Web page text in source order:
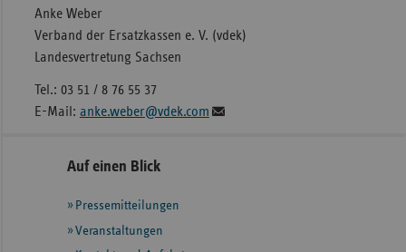
Anke Weber
Verband der Ersatzkassen e. V. (vdek)
Landesvertretung Sachsen
Tel.: 03 51 / 8 76 55 37
E-Mail: anke.weber@vdek.com
Seitennavigation
Seitenleiste
weiteren
Informationen
Auf einen Blick
Pressemitteilungen
Veranstaltungen